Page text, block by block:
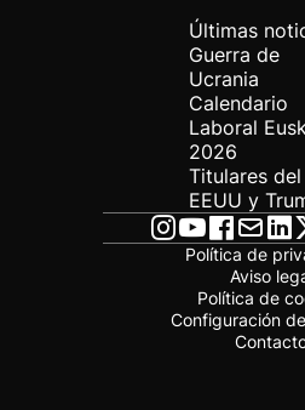
Últimas
Guerra de
Ucrania
Calendario
Laboral
2026
Titulares
EEUU y
Política de
Aviso
Política de
Configuración